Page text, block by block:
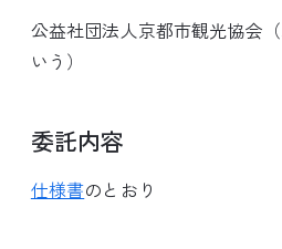
公益社団法人京都市観光協会
いう）
委託内容
仕様書のとおり